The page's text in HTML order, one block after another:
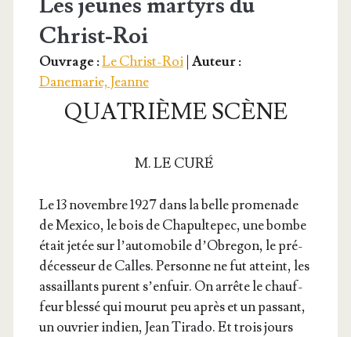
Christ-Roi
Ouvrage :Le Christ-Roi| Auteur :
Danemarie, Jeanne
QUATRIÈME SCÈNE
M. LE CURÉ
Le 13 novembre 1927 dans la belle pro­me­nade
de Mexi­co, le bois de Cha­pul­te­pec, une bombe
était jetée sur l’au­to­mo­bile d’O­bre­gon, le pré­
dé­ces­seur de Calles. Per­sonne ne fut atteint, les
assaillants purent s’en­fuir. On arrête le chauf­
feur bles­sé qui mou­rut peu après et un pas­sant,
un ouvrier indien, Jean Tira­do. Et trois jours